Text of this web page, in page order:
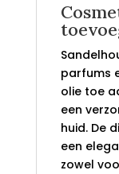
parfums
olie toe
een
huid. De
een
zowel